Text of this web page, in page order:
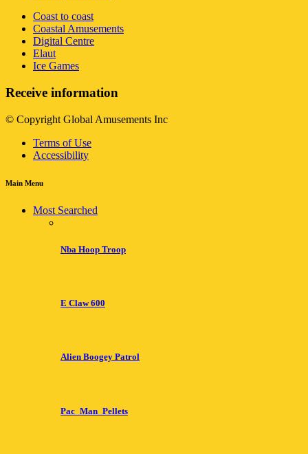
Coast to coast
Coastal Amusements
Digital Centre
Elaut
Ice Games
Receive information
© Copyright Global Amusements Inc
Terms of Use
Accessibility
Main Menu
Most Searched
Nba Hoop Troop
E Claw 600
Alien Boogey Patrol
Pac_Man_Pellets